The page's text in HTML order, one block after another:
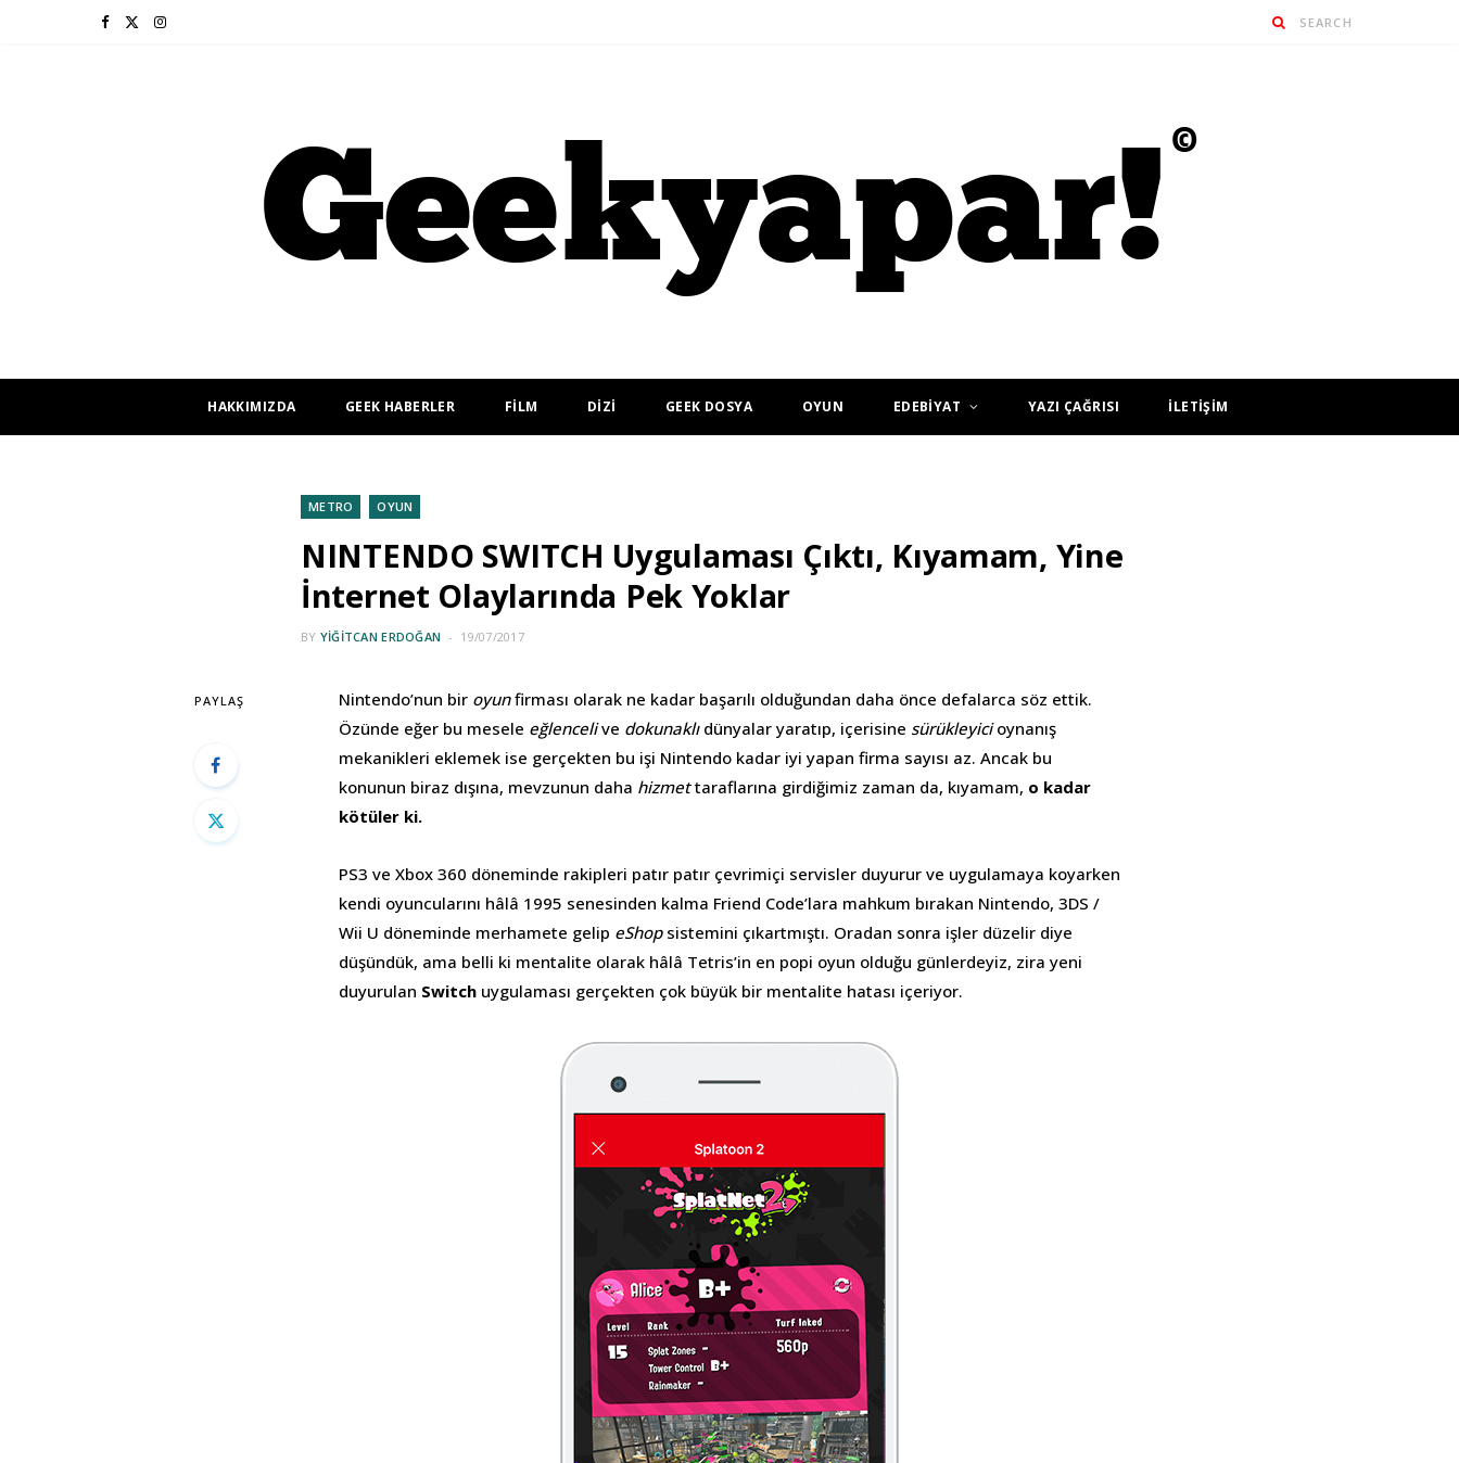
F I
HAKKIMIZDA GEEK HABERLER FİLM DİZİ GEEK DOSYA OYUN EDEBİYAT YAZI ÇAĞRISI İLETİŞİM
METRO OYUN
NINTENDO SWITCH Uygulaması Çıktı, Kıyamam, Yine
İnternet Olaylarında Pek Yoklar
BY YIĞITCAN ERDOĞAN 19/07/2017
PAYLAŞ Nintendo’nun bir oyunfirması olarak ne kadar başarılı olduğundan daha önce defalarca söz ettik.
Özünde eğer bu mesele eğlencelive dokunaklı dünyalar yaratıp, içerisine sürükleyicioynanış
mekanikleri eklemek ise gerçekten bu işi Nintendo kadar iyi yapan firma sayısı az. Ancak bu
konunun biraz dışına, mevzunun daha hizmettaraflarına girdiğimiz zaman da, kıyamam, o kadar
kötüler ki.
PS3 ve Xbox 360 döneminde rakipleri patır patır çevrimiçi servisler duyurur ve uygulamaya koyarken
kendi oyuncularını hâlâ 1995 senesinden kalma Friend Code’lara mahkum bırakan Nintendo, 3DS /
Wii U döneminde merhamete gelip eShopsistemini çıkartmıştı. Oradan sonra işler düzelir diye
düşündük, ama belli ki mentalite olarak hâlâ Tetris’in en popi oyun olduğu günlerdeyiz, zira yeni
duyurulan Switch uygulaması gerçekten çok büyük bir mentalite hatası içeriyor.